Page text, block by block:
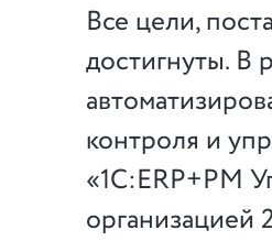
Все цели,
достигнуты. В
контроля и
«1С:ERP+PM
организацией